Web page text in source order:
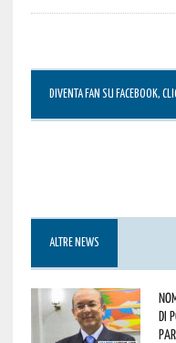
DIVENTA FAN SU FACEBOOK,
ALTRE NEWS
di